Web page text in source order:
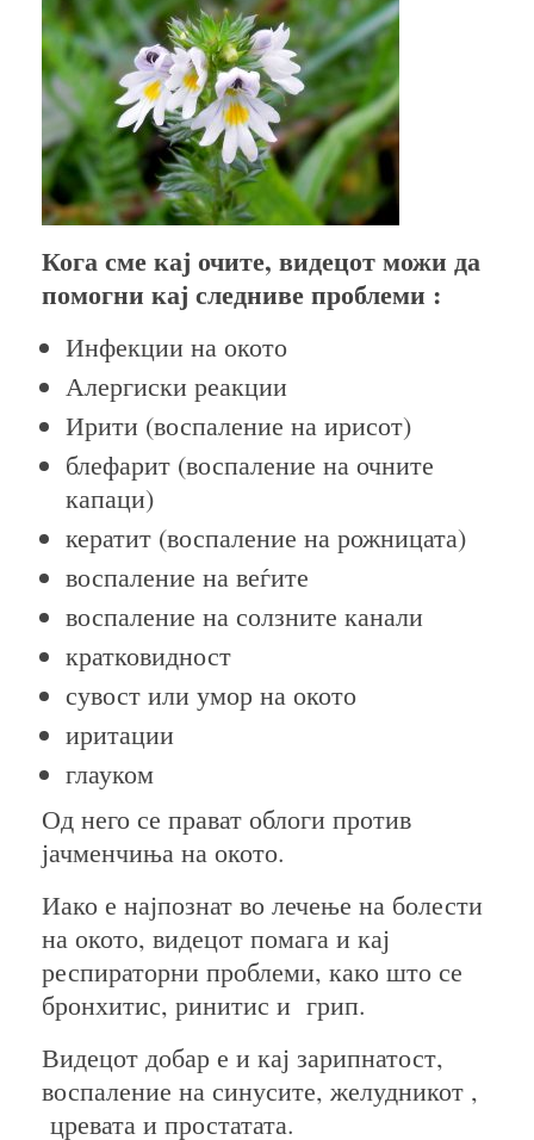
Кога сме кај очите, видецот можи да
помогни кај следниве проблеми :
Инфекции на окото
Алергиски реакции
Ирити (воспаление на ирисот)
блефарит (воспаление на очните
капаци)
кератит (воспаление на рожницата)
воспаление на веѓите
воспаление на солзните канали
кратковидност
сувост или умор на окото
иритации
глауком
Од него се прават облоги против
јачменчиња на окото.
Иако е најпознат во лечење на болести
на окото, видецот помага и кај
респираторни проблеми, како што се
бронхитис, ринитис и грип.
Видецот добар е и кај зарипнатост,
воспаление на синусите, желудникот ,
цревата и простатата.